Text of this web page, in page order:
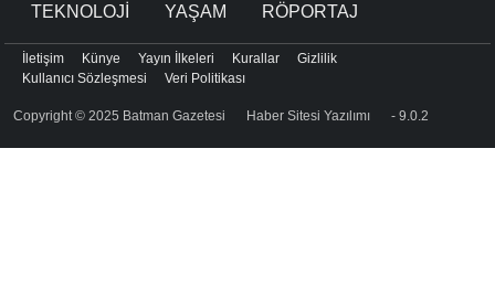
TEKNOLOJİ
YAŞAM RÖPORTAJ
Copyright © 2025 Batman Gazetesi Haber Sitesi Yazılımı - 9.0.2
İletişim Künye Yayın İlkeleri Kurallar
Gizlilik
Kullanıcı Sözleşmesi
Veri Politikası